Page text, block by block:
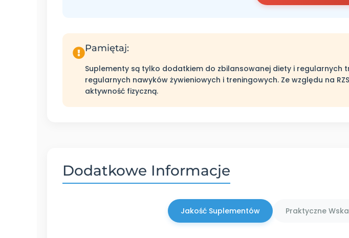
Pamiętaj:
Suplementy są tylko dodatkiem do zbilansowanej diety i regularnych
regularnych nawyków żywieniowych i treningowych. Ze względu na
aktywność fizyczną.
Dodatkowe Informacje
Jakość Suplementów Praktyczne